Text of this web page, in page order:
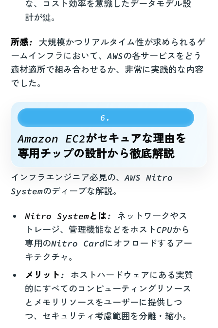
な、コスト効率を意識したデータモデル設
計が鍵。
所感:
大規模かつリアルタイム性が求められるゲ
ームインフラにおいて、AWSの各サービスをどう
適材適所で組み合わせるか、非常に実践的な内容
でした。
Amazon EC2がセキュアな理由を
専用チップの設計から徹底解説
インフラエンジニア必見の、AWS Nitro
Systemのディープな解説。
Nitro Systemとは: ネットワークやス
トレージ、管理機能などをホストCPUから
専用のNitro Cardにオフロードするアー
キテクチャ。
メリット : ホストハードウェアにある実質
的にすべてのコンピューティングリソース
とメモリリソースをユーザーに提供しつ
つ、セキュリティ考慮範囲を分離・縮小。